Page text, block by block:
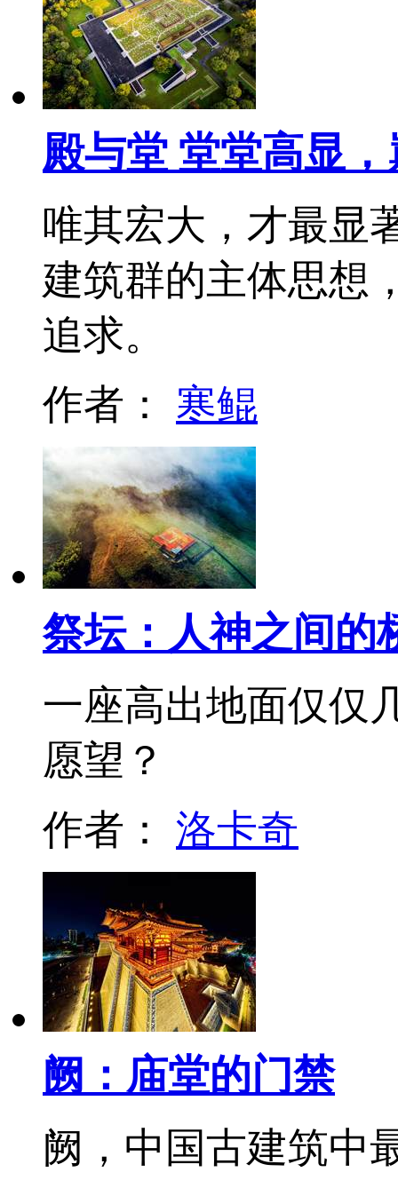
殿与堂 堂堂高显
唯其宏大，才最显
建筑群的主体思想
追求。
作者： 寒鲲
祭坛：人神之间的
一座高出地面仅仅
愿望？
作者： 洛卡奇
阙：庙堂的门禁
阙，中国古建筑中